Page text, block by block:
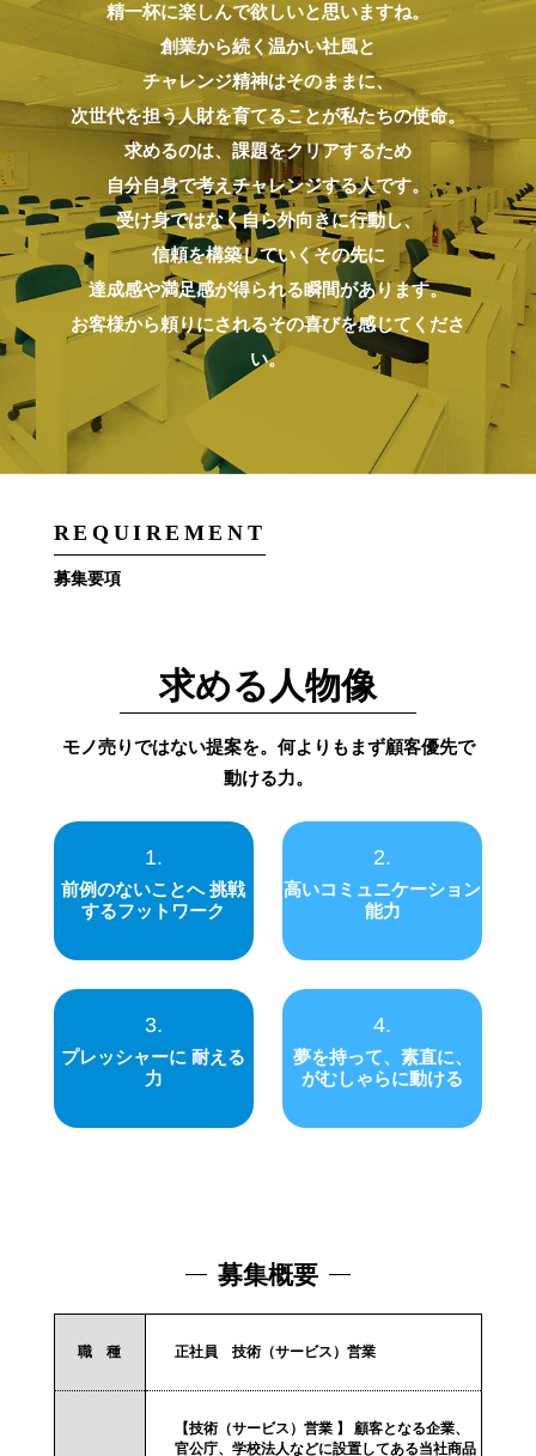
精一杯に楽しんで欲しいと思いますね。
創業から続く温かい社風と
チャレンジ精神はそのままに、
次世代を担う人財を育てることが私たちの使命。
求めるのは、課題をクリアするため
自分自身で考えチャレンジする人です。
受け身ではなく自ら外向きに行動し、
信頼を構築していくその先に
達成感や満足感が得られる瞬間があります。
お客様から頼りにされるその喜びを感じてくださ
い。
REQUIREMENT
募集要項
求める人物像
モノ売りではない提案を。何よりもまず顧客優先で
動ける力。
1.
前例のないことへ 挑戦
するフットワーク
2.
高いコミュニケーション
能力
3.
プレッシャーに 耐える
力
4.
夢を持って、素直に、
がむしゃらに動ける
募集概要
職 種 正社員 技術（サービス）営業
【技術（サービス）営業 】 顧客となる企業、
官公庁、学校法人などに設置してある当社商品